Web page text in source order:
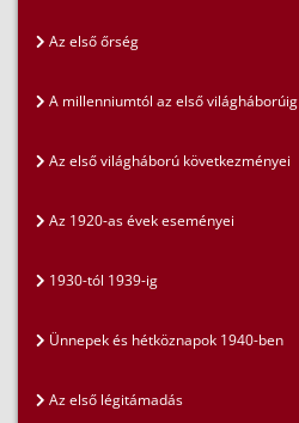
Az első őrség
A millenniumtól az első világháborúig
Az első világháború következményei
Az 1920-as évek eseményei
1930-tól 1939-ig
Ünnepek és hétköznapok 1940-ben
Az első légitámadás